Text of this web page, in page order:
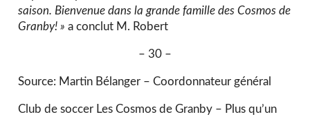
saison. Bienvenue dans la grande famille des Cosmos de
Granby! » a conclut M. Robert
– 30 –
Source: Martin Bélanger – Coordonnateur général
Club de soccer Les Cosmos de Granby – Plus qu’un